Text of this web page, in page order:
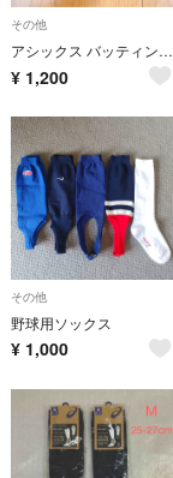
その他
アシックス バッティンググローブ 大人用Lサイズ
¥ 1,200
その他
野球用ソックス
¥ 1,000